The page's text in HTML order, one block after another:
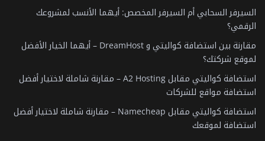
السيرفر السحابي أم السيرفر المخصص: أيهما الأنسب لمشروعك
الرقمي؟
مقارنة بين استضافة كواليتي و DreamHost – أيهما الخيار الأفضل
لموقع شركتك؟
استضافة كواليتي مقابل A2 Hosting – مقارنة شاملة لاختيار أفضل
استضافة مواقع للشركات
استضافة كواليتي مقابل Namecheap – مقارنة شاملة لاختيار أفضل
استضافة لموقعك